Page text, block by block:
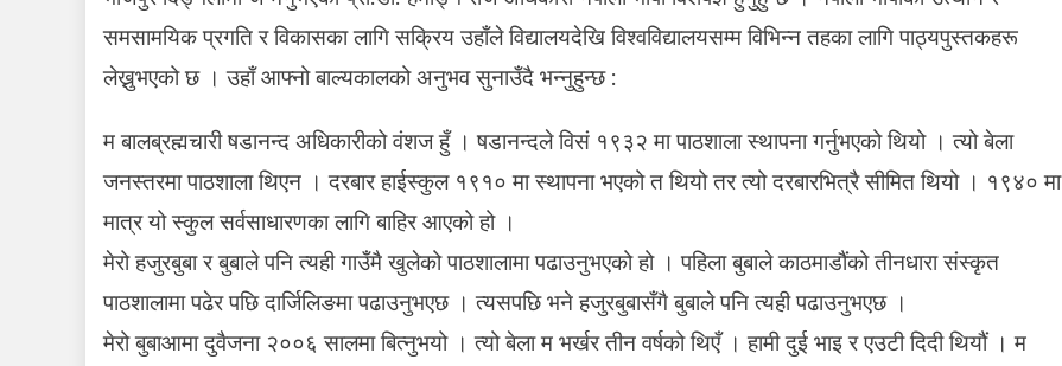
.
.
मा
रा
ज
धि
का
काे
समसामयिक प्रगति र विकासका लागि सक्रिय उहाँले विद्यालयदेखि विश्वविद्यालयसम्म विभिन्न तहका लागि पाठ्यपुस्तकहरू
लेख्नुभएको छ । उहाँ आफ्नो बाल्यकालको अनुभव सुनाउँदै भन्नुहुन्छ :
म बालब्रह्मचारी षडानन्द अधिकारीको वंशज हुँ । षडानन्दले विसं १९३२ मा पाठशाला स्थापना गर्नुभएको थियो । त्यो बेला
जनस्तरमा पाठशाला थिएन । दरबार हाईस्कुल १९१० मा स्थापना भएको त थियो तर त्यो दरबारभित्रै सीमित थियो । १९४० मा
मात्र यो स्कुल सर्वसाधारणका लागि बाहिर आएको हो ।
मेरो हजुरबुबा र बुबाले पनि त्यही गाउँमै खुलेको पाठशालामा पढाउनुभएको हो । पहिला बुबाले काठमाडौंको तीनधारा संस्कृत
पाठशालामा पढेर पछि दार्जिलिङमा पढाउनुभएछ । त्यसपछि भने हजुरबुबासँगै बुबाले पनि त्यही पढाउनुभएछ ।
मेरो बुबाआमा दुवैजना २००६ सालमा बित्नुभयो । त्यो बेला म भर्खर तीन वर्षको थिएँ । हामी दुई भाइ र एउटी दिदी थियौं । म